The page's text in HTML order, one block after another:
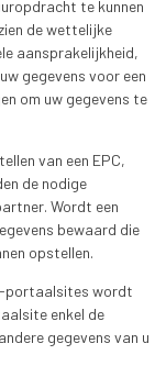
te kunnen
de wettelijke
aansprakelijkheid,
gegevens voor een
om uw gegevens te
van een EPC,
de nodige
Wordt een
bewaard die
opstellen.
portaalsites wordt
enkel de
gegevens van u